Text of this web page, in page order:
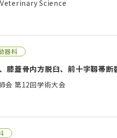
Science
器科
膝蓋骨内方脱臼、前十字靱帯断
会 第12回学術大会